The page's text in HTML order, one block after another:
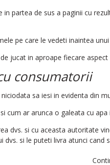
partea de sus a paginii cu
pe care le vedeti inaintea
jucat in aproape fiecare
consumatorii
sa iesi in evidenta
ar arunca o galeata cu
dvs. si cu aceasta
si le puteti livra atunci cand